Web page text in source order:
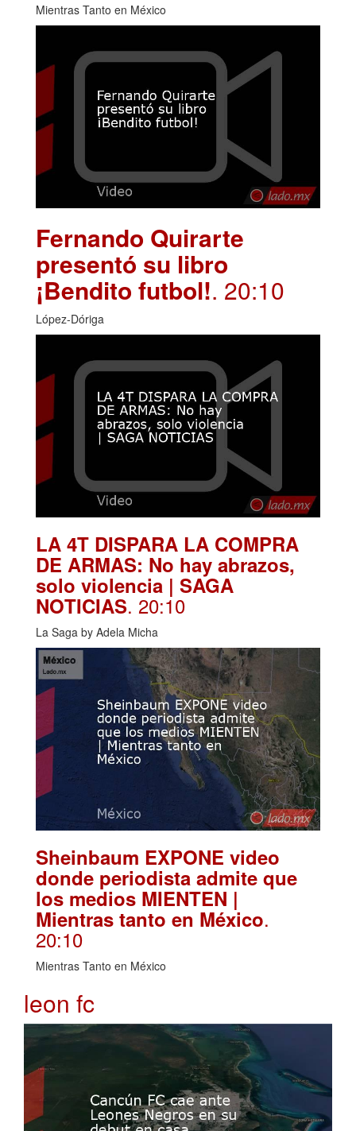
Mientras Tanto en México
Fernando Quirarte
presentó su libro
¡Bendito futbol!. 20:10
López-Dóriga
LA 4T DISPARA LA COMPRA
DE ARMAS: No hay abrazos,
solo violencia | SAGA
NOTICIAS. 20:10
La Saga by Adela Micha
Sheinbaum EXPONE video
donde periodista admite que
los medios MIENTEN |
Mientras tanto en México.
20:10
Mientras Tanto en México
leon fc